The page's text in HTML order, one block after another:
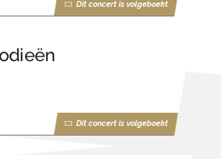
Dit concert is volgeboekt
Dit concert is volgeboekt